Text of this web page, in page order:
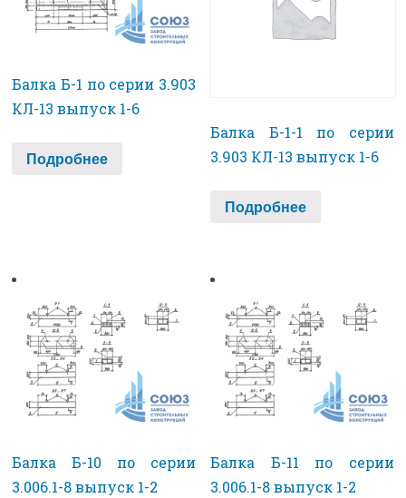
Балка Б-1 по серии 3.903
КЛ-13 выпуск 1-6
Подробнее
Балка Б-1-1 по серии
3.903 КЛ-13 выпуск 1-6
Подробнее
Балка Б-10 по серии
3.006.1-8 выпуск 1-2
Балка Б-11 по серии
3.006.1-8 выпуск 1-2